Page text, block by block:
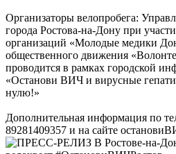
Организаторы велопробега:
города Ростова-на-Дону при
организаций «Молодые медики
общественного движения
проводится в рамках городской
«Останови ВИЧ и вирусные
нулю!»
Дополнительная информация по
89281409357 и на сайте